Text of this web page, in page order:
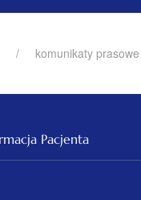
komunikaty prasowe
Pacjenta